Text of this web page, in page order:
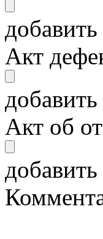
Акт
Акт об